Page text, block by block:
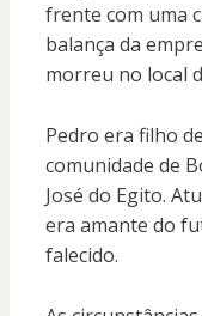
frente com uma
balança da
morreu no local
Pedro era filho
comunidade de
José do Egito.
era amante do
falecido.